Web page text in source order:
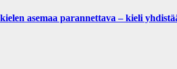
asemaa parannettava – kieli